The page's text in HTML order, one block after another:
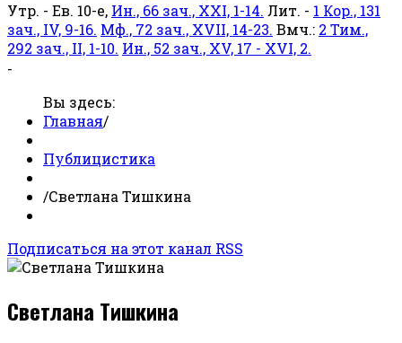
Утр. - Ев. 10-е, Ин., 66 зач., XXI, 1-14. Лит. - 1 Кор., 131
зач., IV, 9-16. Мф., 72 зач., XVII, 14-23. Вмч.: 2 Тим.,
292 зач., II, 1-10. Ин., 52 зач., XV, 17 - XVI, 2.
-
Вы здесь:
Главная/
Публицистика
/Светлана Тишкина
Подписаться на этот канал RSS
Светлана Тишкина